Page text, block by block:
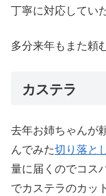
丁寧に対応してい
多分来年もまた頼
カステラ
去年お姉ちゃんが
んでみた切り落と
量に届くのでコス
でカステラのカッ